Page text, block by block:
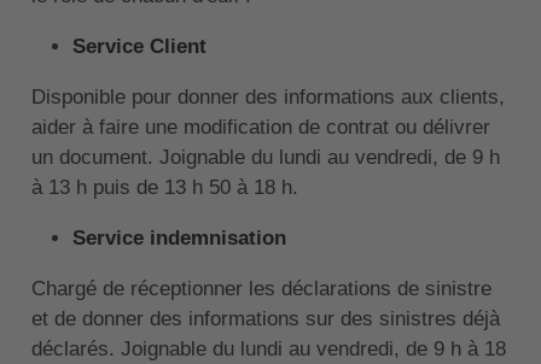
Service Client
Disponible pour donner des informations aux clients,
aider à faire une modification de contrat ou délivrer
un document. Joignable du lundi au vendredi, de 9 h
à 13 h puis de 13 h 50 à 18 h.
Service indemnisation
Chargé de réceptionner les déclarations de sinistre
et de donner des informations sur des sinistres déjà
déclarés. Joignable du lundi au vendredi, de 9 h à 18